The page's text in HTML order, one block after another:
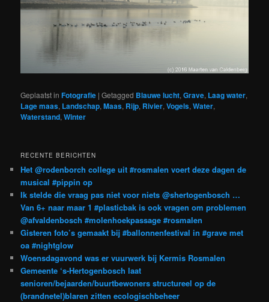
Geplaatst in Fotografie |Getagged Blauwe lucht,Grave, Laag water,
Lage maas, Landschap,Maas, Rijp, Rivier,Vogels,Water,
Waterstand,Winter
RECENTE BERICHTEN
Het @rodenborch college uit #rosmalen voert deze dagen de
musical #pippin op
Ik stelde die vraag pas niet voor niets @shertogenbosch …
Van 6+ naar maar 1 #plasticbak is ook vragen om problemen
@afvaldenbosch #molenhoekpassage #rosmalen
Gisteren foto’s gemaakt bij #ballonnenfestival in #grave met
oa #nightglow
Woensdagavond was er vuurwerk bij Kermis Rosmalen
Gemeente ‘s-Hertogenbosch laat
senioren/bejaarden/buurtbewoners structureel op de
(brandnetel)blaren zitten ecologischbeheer